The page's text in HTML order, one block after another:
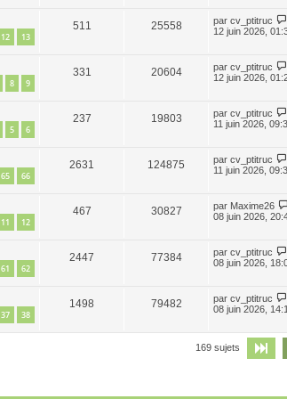
12 13
511 25558 par cv_ptitruc
12 juin 2026,
8 9
331 20604 par cv_ptitruc
12 juin 2026,
5 6
237 19803 par cv_ptitruc
11 juin 2026,
65 66
2631 124875 par cv_ptitruc
11 juin 2026,
11 12
467 30827 par Maxime26
08 juin 2026,
61 62
2447 77384 par cv_ptitruc
08 juin 2026,
37 38
1498 79482 par cv_ptitruc
08 juin 2026,
169 sujets